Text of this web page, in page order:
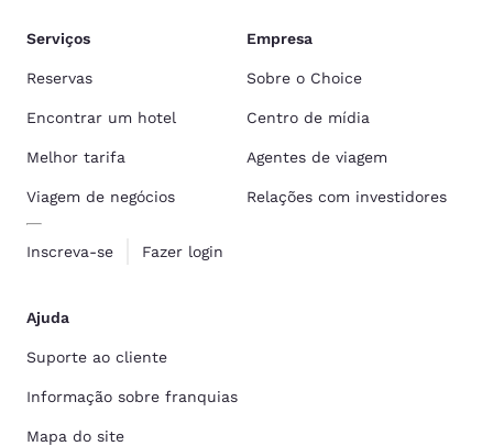
Serviços
Reservas
Encontrar um hotel
Melhor tarifa
Viagem de negócios
Inscreva-se Fazer login
Empresa
Sobre o Choice
Centro de mídia
Agentes de viagem
Relações com investidores
Ajuda
Suporte ao cliente
Informação sobre franquias
Mapa do site